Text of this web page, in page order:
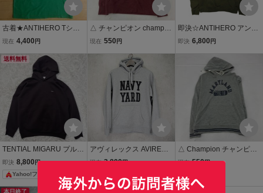
古着★ANTIHERO Tシャ
ツ M グリーン 緑 アンチ
oard jay howell julien stra
nger tony trujillo vans thra
sher 00s
現在 4,400 円
△ チャンピオン champio
n プルオーバー スウェッ
ドー 裏毛 フーディー ロゴ
刺繍 カレッジ カジュアル
現在 550 円
即決☆ANTIHERO アンタ
イヒーロー LIL PIGEON P
オーバーフーディー Milita
ryGreen SIZE:M.anti hero
アンチヒーロー
即決 6,800 円
送料無料
TENTIAL MIGARU プルオ
ーバー スウェット フーデ
ィー パーカー L Tech Swe
at Pullover 刺繍ロゴ
即決 8,800 円
Yahoo!フリマ
アヴィレックス AVIREX
NAVY YARD HOODIE 裏
ットフーディー パーカー
グレー L 6163590
現在 3,800円
△ Champion チャンピオ
ン パーカー メンズ L MA
リント プルオーバー フー
ディー スウェット 定番 人
現在 550円
本日終了 本日終了